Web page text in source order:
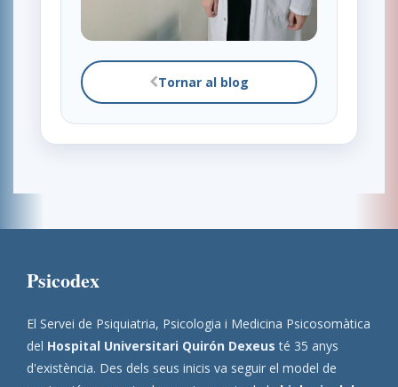
Tornar al blog
Psicodex
El Servei de Psiquiatria, Psicologia i Medicina Psicosomàtica
del Hospital Universitari Quirón Dexeus té 35 anys
d'existència. Des dels seus inicis va seguir el model de